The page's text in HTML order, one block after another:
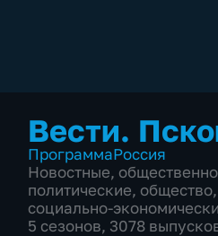
Вести.
ПрограммаРоссия
Новостные,
политические, общество,
социально-
5 сезонов, 3078